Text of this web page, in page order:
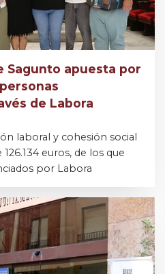
Sagunto apuesta por
de Labora
laboral y cohesión social
euros, de los que
por Labora